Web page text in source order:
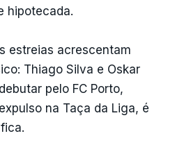
hipotecada.
estreias acrescentam
Thiago Silva e Oskar
pelo FC Porto,
na Taça da Liga, é